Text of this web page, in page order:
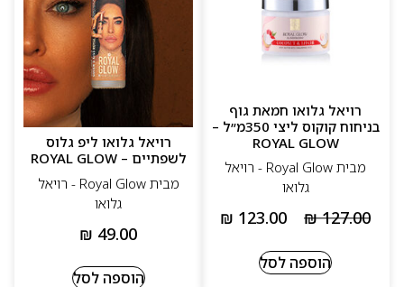
רויאל גלואו חמאת גוף
בניחוח קוקוס ליצי 350מ״ל –
ROYAL GLOW
מבית Royal Glow - רויאל
גלואו
₪127.00
₪ 123.00
הוספה לסל
רויאל גלואו ליפ גלוס
לשפתיים – ROYAL GLOW
מבית Royal Glow - רויאל
גלואו
₪ 49.00
הוספה לסל